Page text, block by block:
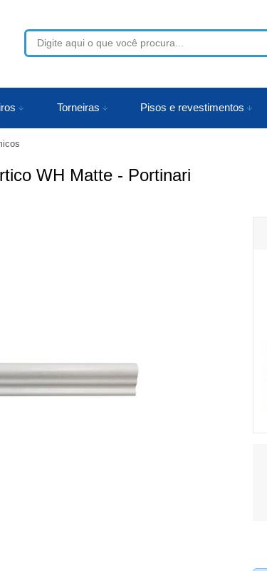
Torneiras Pisos e revestimentos
WH Matte - Portinari